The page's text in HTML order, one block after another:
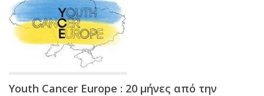
Youth Cancer Europe : 20 μήνες από την